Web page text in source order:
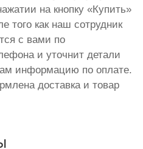
на кнопку «Купить»
того как наш сотрудник
с вами по
и уточнит детали
информацию по оплате.
доставка и товар